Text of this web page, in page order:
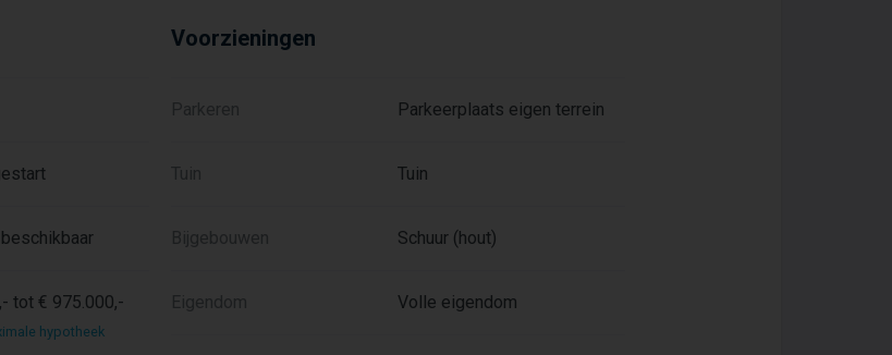
tot € 975.000,-
hypotheek
Voorzieningen
Parkeren Parkeerplaats eigen terrein
Tuin Tuin
Bijgebouwen Schuur (hout)
Eigendom Volle eigendom